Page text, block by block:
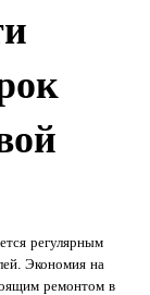
регулярным
Экономия на
ремонтом в